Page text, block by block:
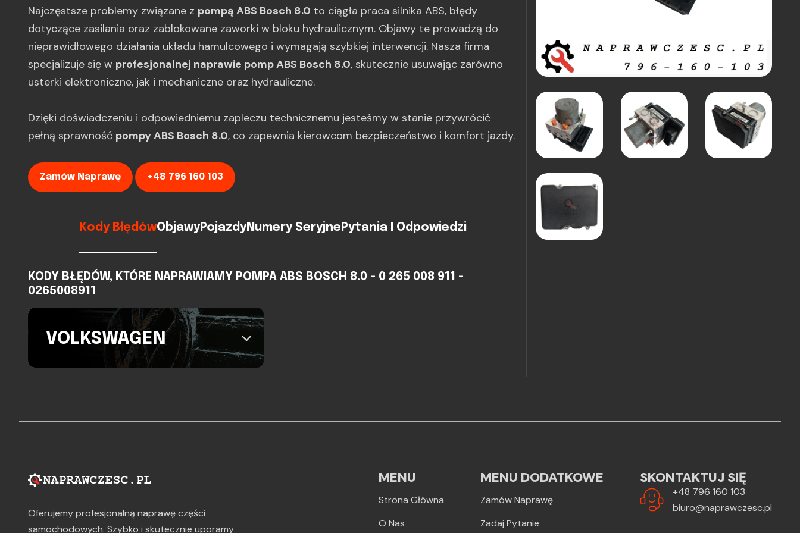
Najczęstsze problemy związane z pompą ABS Bosch 8.0 to ciągła praca silnika ABS, błędy
dotyczące zasilania oraz zablokowane zaworki w bloku hydraulicznym. Objawy te prowadzą do
nieprawidłowego działania układu hamulcowego i wymagają szybkiej interwencji. Nasza firma
specjalizuje się w profesjonalnej naprawie pomp ABS Bosch 8.0, skutecznie usuwając zarówno
usterki elektroniczne, jak i mechaniczne oraz hydrauliczne.
Dzięki doświadczeniu i odpowiedniemu zapleczu technicznemu jesteśmy w stanie przywrócić
pełną sprawność pompy ABS Bosch 8.0, co zapewnia kierowcom bezpieczeństwo i komfort jazdy.
Zamów Naprawę +48 796 160 103
Kody BłędówObjawyPojazdyNumery Seryjne Pytania I Odpowiedzi
KODY BŁĘDÓW, KTÓRE NAPRAWIAMY POMPA ABS BOSCH 8.0 - 0 265 008 911 -
0265008911
VOLKSWAGEN
Oferujemy profesjonalną naprawę części
samochodowych. Szybko i skutecznie uporamy
MENU
Strona Główna
O Nas
MENU DODATKOWE
Zamów Naprawę
Zadaj Pytanie
SKONTAKTUJ SIĘ
+48 796 160 103
biuro@naprawczesc.pl